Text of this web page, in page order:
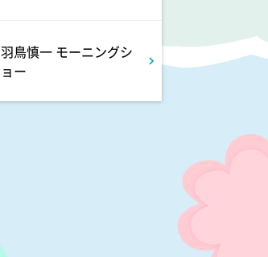
羽鳥慎一 モーニングシ
ョー